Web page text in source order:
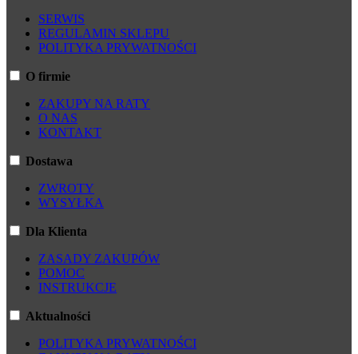
SERWIS
REGULAMIN SKLEPU
POLITYKA PRYWATNOŚCI
O firmie
ZAKUPY NA RATY
O NAS
KONTAKT
Dostawa
ZWROTY
WYSYŁKA
Dla Klienta
ZASADY ZAKUPÓW
POMOC
INSTRUKCJE
Aktualności
POLITYKA PRYWATNOŚCI